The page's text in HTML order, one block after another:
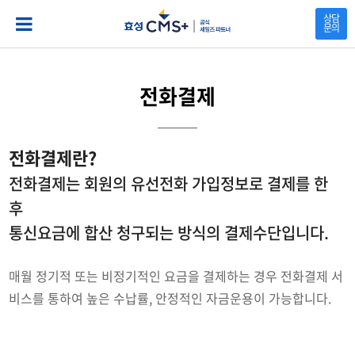
상담
문의
전화결제
전화결제란?
전화결제는 회원의 유선전화 가입정보로 결제를 한
후
통신요금에 합산 청구되는 방식의 결제수단입니다.
매월 정기적 또는 비정기적인 요금을 결제하는 경우 전화결제 서
비스를 통하여 높은 수납률, 안정적인 자금운용이 가능합니다.